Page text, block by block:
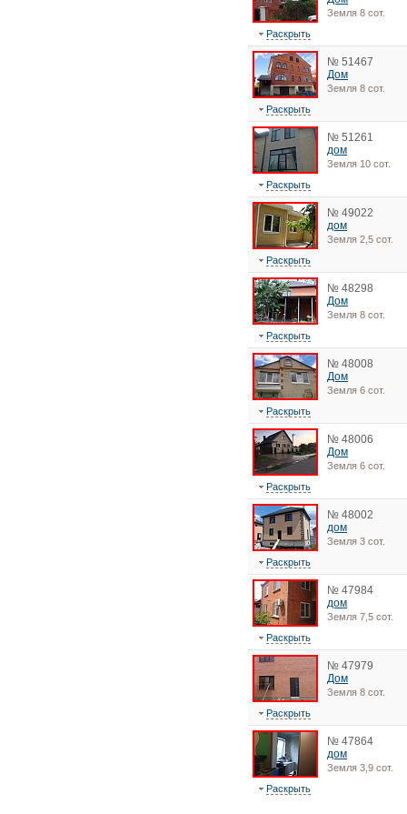
Земля 8 сот.
Раскрыть
№ 51467
Дом
Земля 8 сот.
Раскрыть
№ 51261
дом
Земля 10 сот.
Раскрыть
№ 49022
дом
Земля 2,5 сот.
Раскрыть
№ 48298
Дом
Земля 8 сот.
Раскрыть
№ 48008
Дом
Земля 6 сот.
Раскрыть
№ 48006
Дом
Земля 6 сот.
Раскрыть
№ 48002
дом
Земля 3 сот.
Раскрыть
№ 47984
дом
Земля 7,5 сот.
Раскрыть
№ 47979
Дом
Земля 8 сот.
Раскрыть
№ 47864
дом
Земля 3,9 сот.
Раскрыть